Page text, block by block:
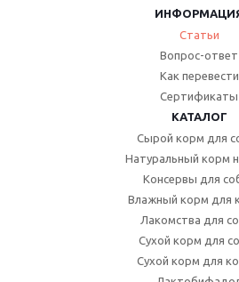
Статьи
Вопрос-ответ
Как перевести
Сертификаты
КАТАЛОГ
Сырой корм для
Натуральный корм
Консервы для
Влажный корм для
Лакомства для
Сухой корм для
Сухой корм для